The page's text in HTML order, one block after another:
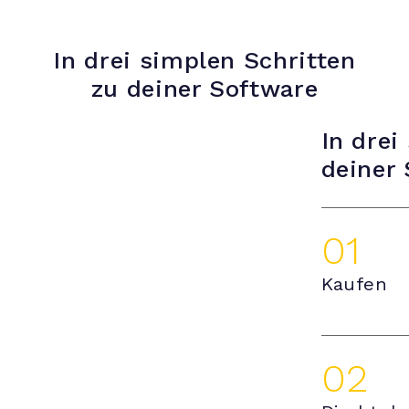
In drei simplen Schritten
zu deiner Software
In drei
deiner
01
Kaufen
02